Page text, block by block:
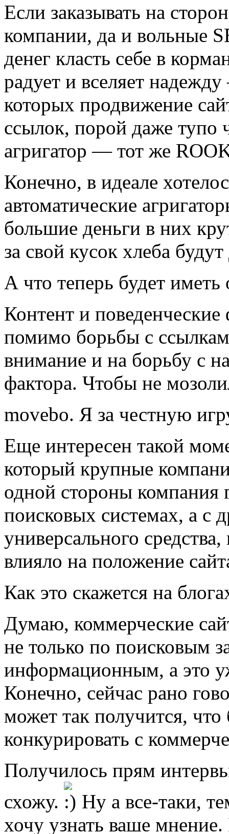
Если заказывать на
компании, да и вольные
денег класть себе в
радует и вселяет
которых продвижение
ссылок, порой даже тупо
агригатор — тот же
Конечно, в идеале
автоматические
большие деньги в них
за свой кусок хлеба
А что теперь будет
Контент и
помимо борьбы с
внимание и на борьбу с
фактора. Чтобы не
movebo. Я за честную
Еще интересен такой
который крупные
одной стороны компания
поисковых системах, а с
универсального
влияло на положение
Как это скажется на
Думаю, коммерческие
не только по поисковым
информационным, а это
Конечно, сейчас рано
может так получится,
конкурировать с
Получилось прям
схожу.
Ну а все-таки,
хочу узнать ваше мнение.